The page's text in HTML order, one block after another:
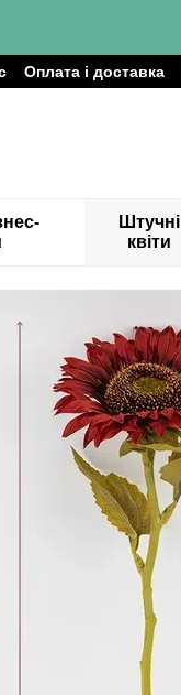
Оплата і доставка
Штучні
квіти